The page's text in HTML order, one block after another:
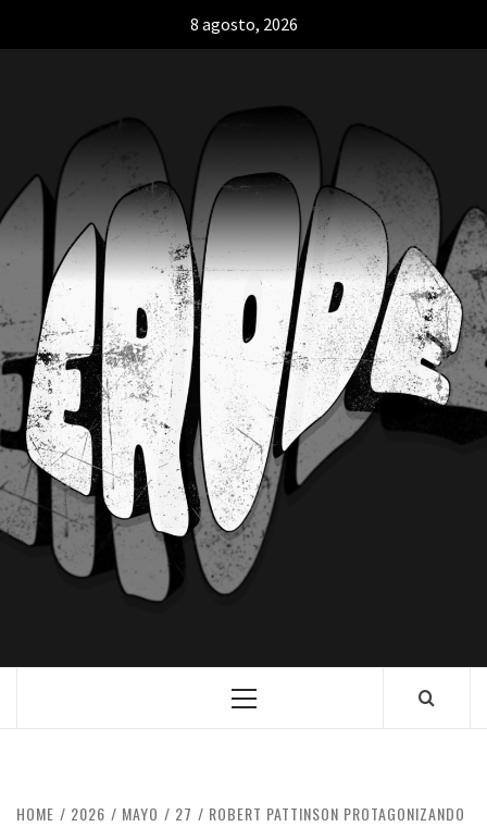
8 agosto, 2026
HOME 2026 MAYO 27
ROBERT PATTINSON PROTAGONIZANDO